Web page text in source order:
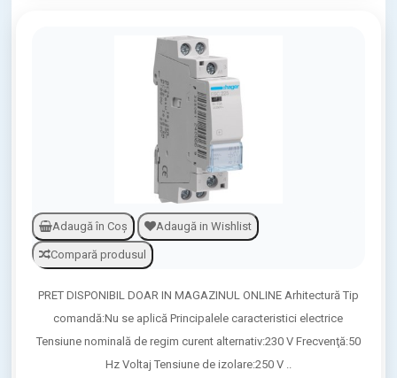
Adaugă în Coş Adaugă in Wishlist
Compară produsul
PRET DISPONIBIL DOAR IN MAGAZINUL ONLINE Arhitectură Tip
comandă:Nu se aplică Principalele caracteristici electrice
Tensiune nominală de regim curent alternativ:230 V Frecvenţă:50
Hz Voltaj Tensiune de izolare:250 V ..